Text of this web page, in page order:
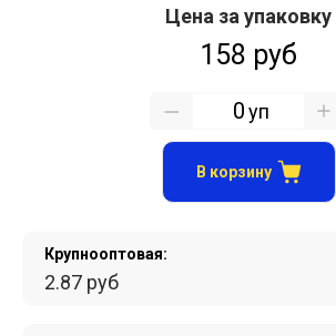
Крупнооптовая:
2.87 руб
Цена за упаковку
158 руб
уп
В корзину